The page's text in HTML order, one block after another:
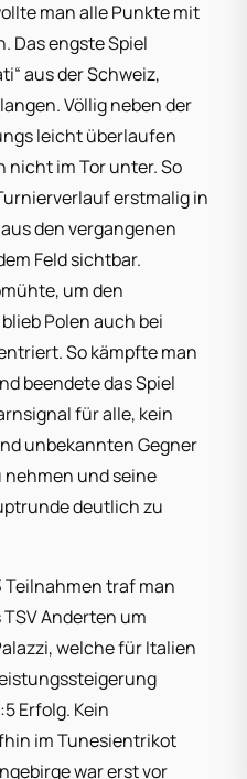
man alle Punkte mit
Das engste Spiel
aus der Schweiz,
Völlig neben der
leicht überlaufen
nicht im Tor unter. So
erstmalig in
den vergangenen
Feld sichtbar.
um den
Polen auch bei
So kämpfte man
beendete das Spiel
für alle, kein
unbekannten Gegner
und seine
deutlich zu
Teilnahmen traf man
Anderten um
welche für Italien
Erfolg. Kein
im Tunesientrikot
war erst vor